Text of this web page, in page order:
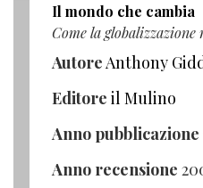
Il mondo che cambia
Come la
AutoreAnthony
Editore il Mulino
Anno pubblicazione
Anno recensione